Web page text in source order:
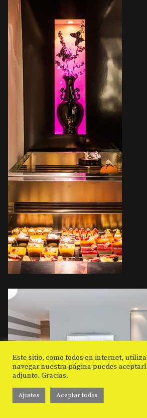
Este sitio, como todos en internet, utiliza
navegar nuestra página puedes
adjunto. Gracias.
Ajustes Aceptar todas